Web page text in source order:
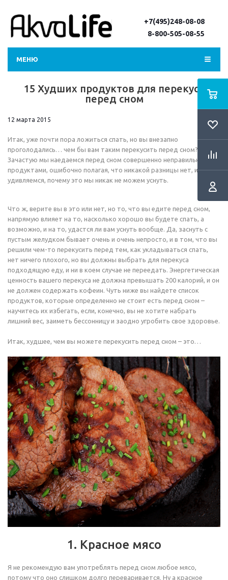
+7(495)248-08-08
8-800-505-08-55
МЕНЮ
15 Худших продуктов для перекуса
перед сном
12 марта 2015
Итак, уже почти пора ложиться спать, но вы внезапно
проголодались… чем бы вам таким перекусить перед сном?
Зачастую мы наедаемся перед сном совершенно неправильными
продуктами, ошибочно полагая, что никакой разницы нет, и потом
удивляемся, почему это мы никак не можем уснуть.
Что ж, верите вы в это или нет, но то, что вы едите перед сном,
напрямую влияет на то, насколько хорошо вы будете спать, а
возможно, и на то, удастся ли вам уснуть вообще. Да, заснуть с
пустым желудком бывает очень и очень непросто, и в том, что вы
решили чем-то перекусить перед тем, как укладываться спать,
нет ничего плохого, но вы должны выбрать для перекуса
подходящую еду, и ни в коем случае не переедать. Энергетическая
ценность вашего перекуса не должна превышать 200 калорий, и он
не должен содержать кофеин. Чуть ниже вы найдете список
продуктов, которые определенно не стоит есть перед сном –
научитесь их избегать, если, конечно, вы не хотите набрать
лишний вес, заиметь бессонницу и заодно угробить свое здоровье.
Итак, худшее, чем вы можете перекусить перед сном – это…
1. Красное мясо
Я не рекомендую вам употреблять перед сном любое мясо,
потому что оно слишком долго переваривается. Ну а красное